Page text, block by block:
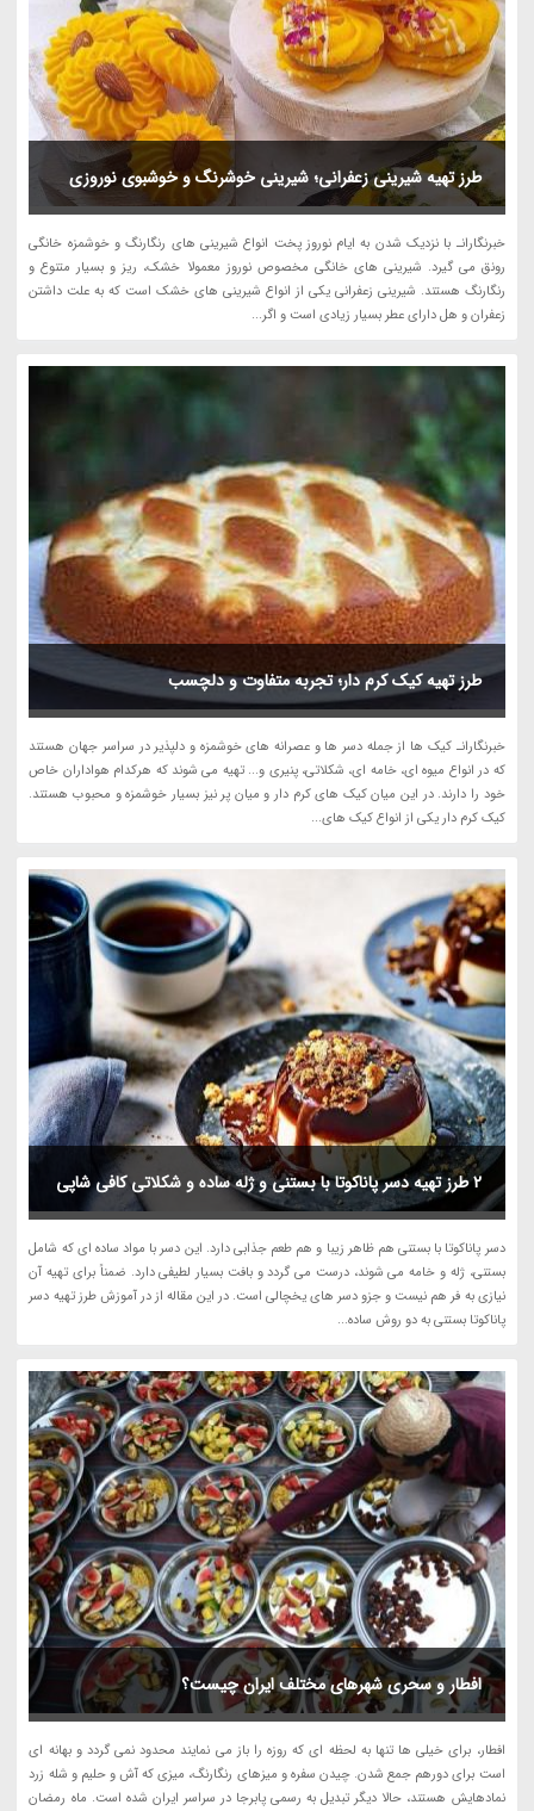
طرز تهیه شیرینی زعفرانی؛ شیرینی خوشرنگ و خوشبوی نوروزی
خبرنگارانـ با نزدیک شدن به ایام نوروز پخت انواع شیرینی های رنگارنگ و خوشمزه خانگی
رونق می گیرد. شیرینی های خانگی مخصوص نوروز معمولا خشک، ریز و بسیار متنوع و
رنگارنگ هستند. شیرینی زعفرانی یکی از انواع شیرینی های خشک است که به علت داشتن
زعفران و هل دارای عطر بسیار زیادی است و اگر...
طرز تهیه کیک کرم دار؛ تجربه متفاوت و دلچسب
خبرنگارانـ کیک ها از جمله دسر ها و عصرانه های خوشمزه و دلپذیر در سراسر جهان هستند
که در انواع میوه ای، خامه ای، شکلاتی، پنیری و... تهیه می شوند که هرکدام هواداران خاص
خود را دارند. در این میان کیک های کرم دار و میان پر نیز بسیار خوشمزه و محبوب هستند.
کیک کرم دار یکی از انواع کیک های...
2 طرز تهیه دسر پاناکوتا با بستنی و ژله ساده و شکلاتی کافی شاپی
دسر پاناکوتا با بستنی هم ظاهر زیبا و هم طعم جذابی دارد. این دسر با مواد ساده ای که شامل
بستنی، ژله و خامه می شوند، درست می گردد و بافت بسیار لطیفی دارد. ضمناً برای تهیه آن
نیازی به فر هم نیست و جزو دسر های یخچالی است. در این مقاله از در آموزش طرز تهیه دسر
پاناکوتا بستنی به دو روش ساده...
افطار و سحری شهرهای مختلف ایران چیست؟
افطار، برای خیلی ها تنها به لحظه ای که روزه را باز می نمایند محدود نمی گردد و بهانه ای
است برای دورهم جمع شدن. چیدن سفره و میزهای رنگارنگ، میزی که آش و حلیم و شله زرد
نمادهایش هستند، حالا دیگر تبدیل به رسمی پابرجا در سراسر ایران شده است. ماه رمضان